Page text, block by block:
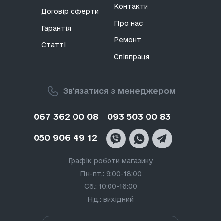
вартістю можна на сайті Всеплюс, щоб
забезпечити все необхідне в спекотний сезон.
дитячий, ціна якого невисока, варто
прогулянки та будинку.
Дитячу іграшку купити оригінальну та дешеву за
ціною потрібно з урахуванням:
Матеріали виробництва;
Елементів харчування;
Зв'язатися з менеджером
067 362 00 08 093 503 00 83
050 906 49 12
Графік роботи магазину
Пн-пт.: 9:00-18:00
Сб.: 10:00-16:00
Нд.: вихідний
Договір оферти
Гарантія
Статті
Контакти
Про нас
Ремонт
Співпраця